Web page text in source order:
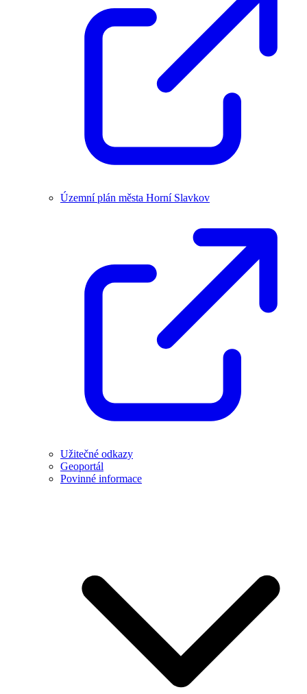
Územní plán města Horní Slavkov
Užitečné odkazy
Geoportál
Povinné informace